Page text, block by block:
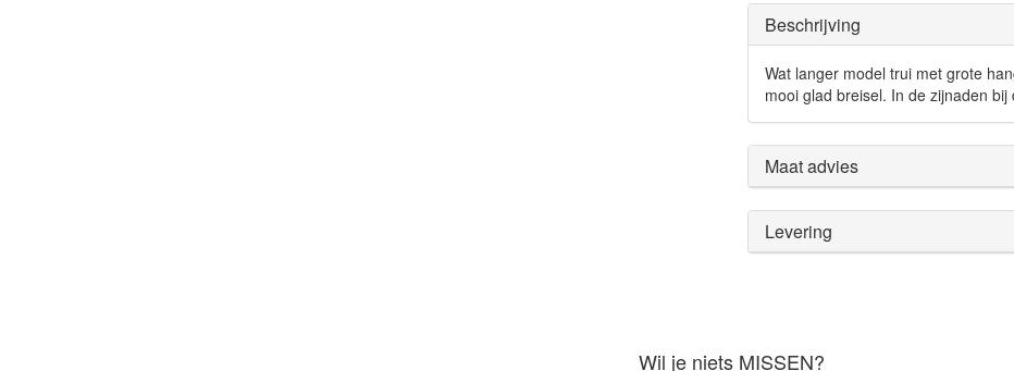
Beschrijving
Wat langer model trui met grote
mooi glad breisel. In de zijnaden
Maat advies
Levering
Wil je niets MISSEN?